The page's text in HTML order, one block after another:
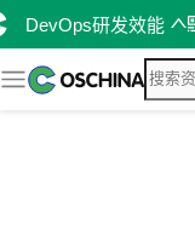
DevOps研发效能